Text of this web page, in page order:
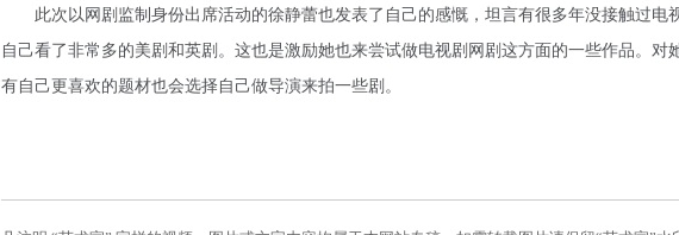
此次以网剧监制身份出席活动的徐静蕾也发表了自己的感慨，坦言有很多年没接触过电
自己看了非常多的美剧和英剧。这也是激励她也来尝试做电视剧网剧这方面的一些作品。
有自己更喜欢的题材也会选择自己做导演来拍一些剧。